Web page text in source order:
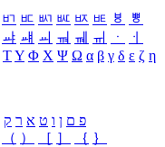
ㅲ ㅳ ㅴ ㅵ ㅶ ㅷ ㅸ
ㅹ
ㆇ ㆈ ㆉ ㆊ ㆋ ㆌ ㆍ
ㆎ
ΤΥ Φ Χ Ψ Ω α β γ δ ε ζ η
פ ם ן ו ט א ר ק
（ ） ［ ］ ｛ ｝